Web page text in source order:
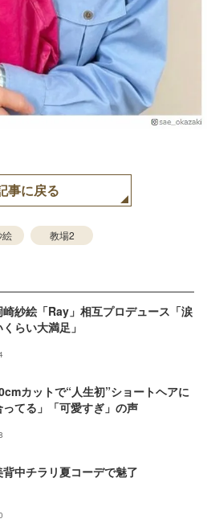
事に戻る
絵 教場2
紗絵「Ray」相互プロデュース「涙
らい大満足」
カットで“人生初”ショートヘアに
ってる」「可愛すぎ」の声
中チラリ夏コーデで魅了